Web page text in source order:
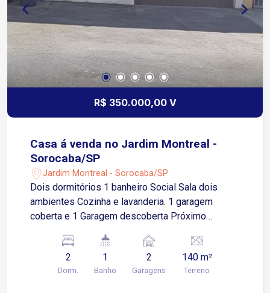
R$ 350.000,00 V
Casa á venda no Jardim Montreal -
Sorocaba/SP
Jardim Montreal - Sorocaba/SP
Dois dormitórios 1 banheiro Social Sala dois
ambientes Cozinha e lavanderia. 1 garagem
coberta e 1 Garagem descoberta Próximo
2
Dorm.
1
Banho
2
Garagens
140 m²
Terreno